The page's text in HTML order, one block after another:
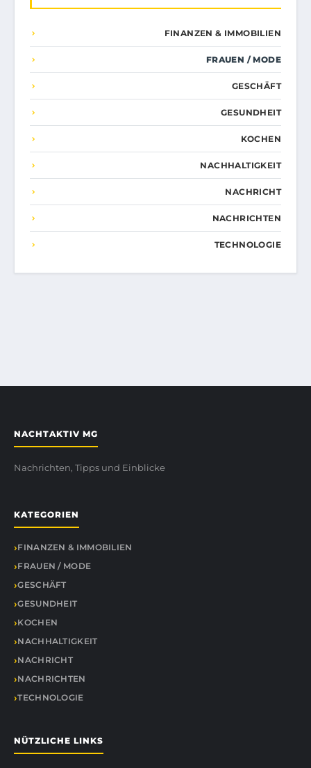
FINANZEN & IMMOBILIEN
FRAUEN / MODE
GESCHÄFT
GESUNDHEIT
KOCHEN
NACHHALTIGKEIT
NACHRICHT
NACHRICHTEN
TECHNOLOGIE
NACHTAKTIV MG
Nachrichten, Tipps und Einblicke
KATEGORIEN
FINANZEN & IMMOBILIEN
FRAUEN / MODE
GESCHÄFT
GESUNDHEIT
KOCHEN
NACHHALTIGKEIT
NACHRICHT
NACHRICHTEN
TECHNOLOGIE
NÜTZLICHE LINKS